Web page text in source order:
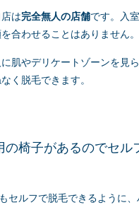
は完全無人の店舗です。入
合わせることはありません。
肌やデリケートゾーンを見
く脱毛できます。
の椅子があるのでセル
セルフで脱毛できるように